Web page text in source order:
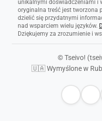
unikalnymi doświadczeniami i
oryginalna treść jest tworzona
dzielić się przydatnymi
nad wsparciem wielu języków.
Dziękujemy za zrozumienie i
© Tseivo!
🇺🇦 Wymyślone w